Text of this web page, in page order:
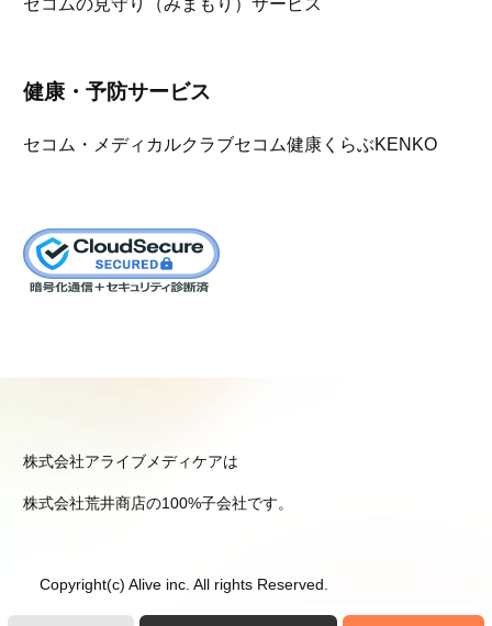
健康・予防サービス
セコム・メディカルクラブセコム健康くらぶKENKO
株式会社アライブメディケアは
株式会社荒井商店の100%子会社です。
Copyright(c) Alive inc. All rights Reserved.